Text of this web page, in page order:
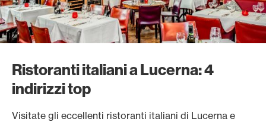
Ristoranti italiani a Lucerna: 4
indirizzi top
Visitate gli eccellenti ristoranti italiani di Lucerna e